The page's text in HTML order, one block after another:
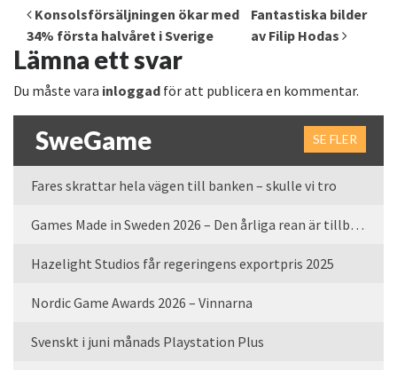
Inläggsnavigering
Konsolsförsäljningen ökar med
34% första halvåret i Sverige
Fantastiska bilder
av Filip Hodas
Lämna ett svar
Du måste vara inloggad för att publicera en kommentar.
SweGame SE FLER
Fares skrattar hela vägen till banken – skulle vi tro
Games Made in Sweden 2026 – Den årliga rean är tillbaka
Hazelight Studios får regeringens exportpris 2025
Nordic Game Awards 2026 – Vinnarna
Svenskt i juni månads Playstation Plus